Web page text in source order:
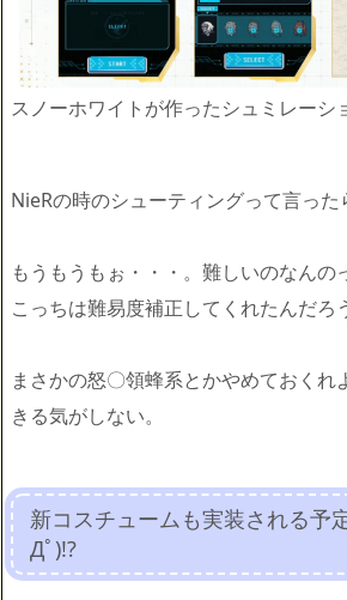
スノーホワイトが作ったシュミレーシ
NieRの時のシューティングって言った
もうもうもぉ・・・。難しいのなんの
こっちは難易度補正してくれたんだろ
まさかの怒〇領蜂系とかやめておくれ
きる気がしない。
新コスチュームも実装される予
Дﾟ)!?